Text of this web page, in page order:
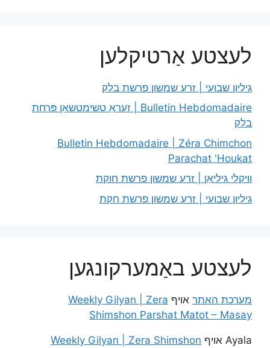
לעצטע אַרטיקלען
גיליון שבועי | זרע שמשון פרשת בלק
Bulletin Hebdomadaire | זעראַ טשימטשאָן פּרחת
בלק
Bulletin Hebdomadaire | Zéra Chimchon
Parachat 'Houkat
וויקלי גיליאַן | זרע שמשון פרשת חוקת
גיליון שבועי | זרע שמשון פרשת חקת
לעצטע באַמערקונגען
מערכת האתר אויף Weekly Gilyan | Zera
Shimshon Parshat Matot – Masay
Ayala אויף Weekly Gilyan | Zera Shimshon